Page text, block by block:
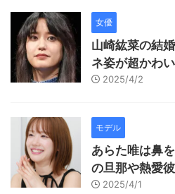
女優
山崎紘菜の結
ネ姿が超かわ
2025/4/2
モデル
あらた唯は鼻
の旦那や熱愛
2025/4/1